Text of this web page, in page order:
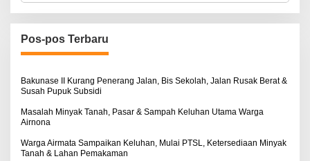
r
i
u
n
u
:
Pos-pos Terbaru
Bakunase II Kurang Penerang Jalan, Bis Sekolah, Jalan Rusak Berat &
Susah Pupuk Subsidi
Masalah Minyak Tanah, Pasar & Sampah Keluhan Utama Warga
Airnona
Warga Airmata Sampaikan Keluhan, Mulai PTSL, Ketersediaan Minyak
Tanah & Lahan Pemakaman